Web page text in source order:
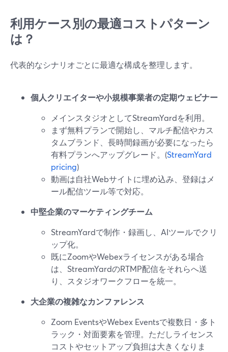
利用ケース別の最適コストパターン
は？
代表的なシナリオごとに最適な構成を整理します。
個人クリエイターや小規模事業者の定期ウェビナー
メインスタジオとしてStreamYardを利用。
まず無料プランで開始し、マルチ配信やカス
タムブランド、長時間録画が必要になったら
有料プランへアップグレード。(StreamYard
pricing)
動画は自社Webサイトに埋め込み、登録はメ
ール配信ツール等で対応。
中堅企業のマーケティングチーム
StreamYardで制作・録画し、AIツールでクリ
ップ化。
既にZoomやWebexライセンスがある場合
は、StreamYardのRTMP配信をそれらへ送
り、スタジオワークフローを統一。
大企業の複雑なカンファレンス
Zoom EventsやWebex Eventsで複数日・多ト
ラック・対面要素を管理。ただしライセンス
コストやセットアップ負担は大きくなりま